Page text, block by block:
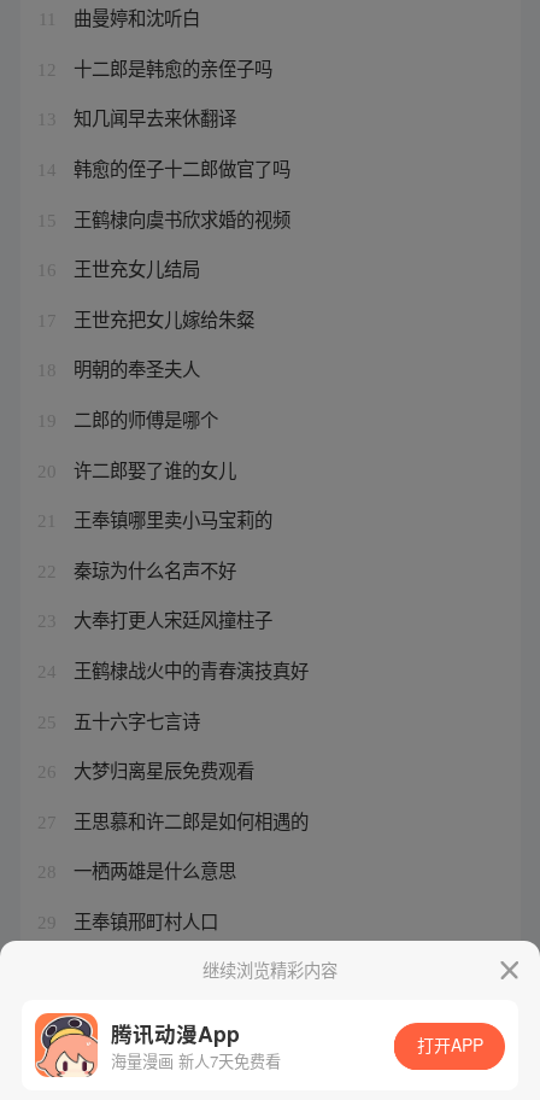
曲曼婷和沈听白
12 十二郎是韩愈的亲侄子吗
13 知几闻早去来休翻译
14 韩愈的侄子十二郎做官了吗
15 王鹤棣向虞书欣求婚的视频
16 王世充女儿结局
17 王世充把女儿嫁给朱粲
18 明朝的奉圣夫人
19 二郎的师傅是哪个
20 许二郎娶了谁的女儿
21 王奉镇哪里卖小马宝莉的
22 秦琼为什么名声不好
23 大奉打更人宋廷风撞柱子
24 王鹤棣战火中的青春演技真好
25 五十六字七言诗
26 大梦归离星辰免费观看
27 王思慕和许二郎是如何相遇的
28 一栖两雄是什么意思
29 王奉镇邢町村人口
继续浏览精彩内容
腾讯动漫App
海量漫画 新人7天免费看
打开APP